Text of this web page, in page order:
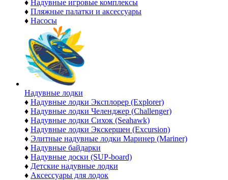
♦ Надувные игровые комплексы
♦ Пляжные палатки и аксессуары
♦ Насосы
Надувные лодки
♦ Надувные лодки Эксплорер (Explorer)
♦ Надувные лодки Челенджер (Challenger)
♦ Надувные лодки Сихок (Seahawk)
♦ Надувные лодки Экскершен (Excursion)
♦ Элитные надувные лодки Маринер (Mariner)
♦ Надувные байдарки
♦ Надувные доски (SUP-board)
♦ Детские надувные лодки
♦ Аксессуары для лодок